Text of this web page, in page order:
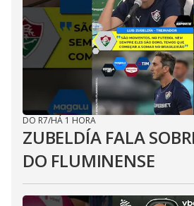
DO R7/HÁ 1 HORA
ZUBELDÍA FALA
DO FLUMINENSE